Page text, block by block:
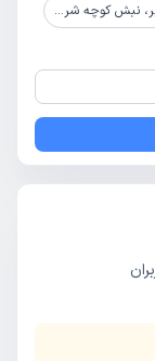
2442، طبقه دوم، واحد 11